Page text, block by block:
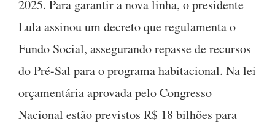
2025. Para garantir a nova linha, o presidente
Lula assinou um decreto que regulamenta o
Fundo Social, assegurando repasse de recursos
do Pré-Sal para o programa habitacional. Na lei
orçamentária aprovada pelo Congresso
Nacional estão previstos R$ 18 bilhões para